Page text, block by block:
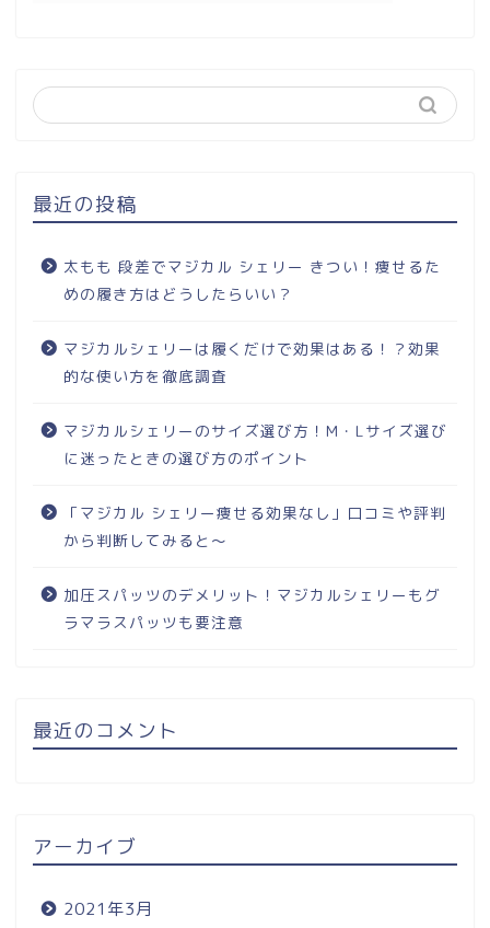
最近の投稿
太もも 段差でマジカル シェリー きつい！痩せるた
めの履き方はどうしたらいい？
マジカルシェリーは履くだけで効果はある！？効果
的な使い方を徹底調査
マジカルシェリーのサイズ選び方！M・Lサイズ選び
に迷ったときの選び方のポイント
「マジカル シェリー痩せる効果なし」口コミや評判
から判断してみると～
加圧スパッツのデメリット！マジカルシェリーもグ
ラマラスパッツも要注意
最近のコメント
アーカイブ
2021年3月